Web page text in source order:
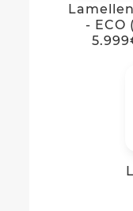
- ECO